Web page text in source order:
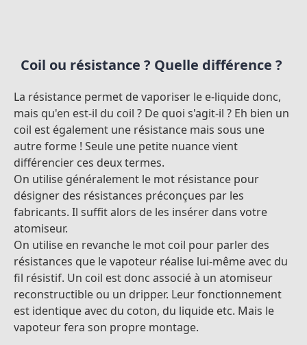
Coil ou résistance ? Quelle différence ?
La résistance permet de vaporiser le e-liquide donc,
mais qu'en est-il du coil ? De quoi s'agit-il ? Eh bien un
coil est également une résistance mais sous une
autre forme ! Seule une petite nuance vient
différencier ces deux termes.
On utilise généralement le mot résistance pour
désigner des résistances préconçues par les
fabricants. Il suffit alors de les insérer dans votre
atomiseur.
On utilise en revanche le mot coil pour parler des
résistances que le vapoteur réalise lui-même avec du
fil résistif. Un coil est donc associé à un atomiseur
reconstructible ou un dripper. Leur fonctionnement
est identique avec du coton, du liquide etc. Mais le
vapoteur fera son propre montage.